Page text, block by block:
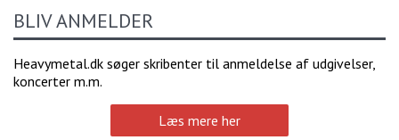
BLIV ANMELDER
Heavymetal.dk søger skribenter til anmeldelse af udgivelser,
koncerter m.m.
Læs mere her